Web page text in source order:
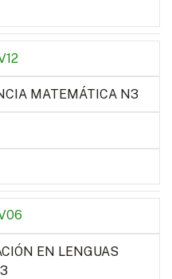
MATEMÁTICA N3
EN LENGUAS